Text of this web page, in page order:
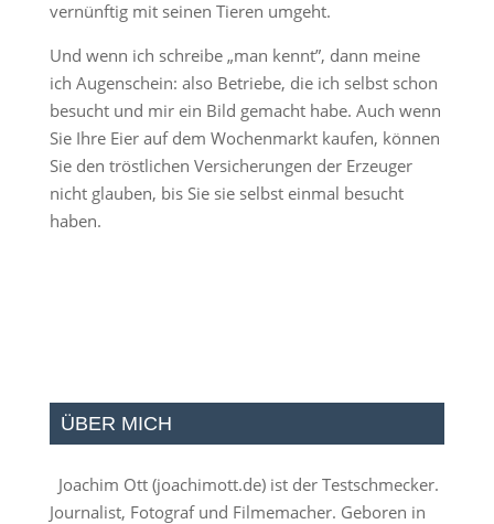
vernünftig mit seinen Tieren umgeht.
Und wenn ich schreibe „man kennt”, dann meine
ich Augenschein: also Betriebe, die ich selbst schon
besucht und mir ein Bild gemacht habe. Auch wenn
Sie Ihre Eier auf dem Wochenmarkt kaufen, können
Sie den tröstlichen Versicherungen der Erzeuger
nicht glauben, bis Sie sie selbst einmal besucht
haben.
ÜBER MICH
Joachim Ott (joachimott.de) ist der Testschmecker.
Journalist, Fotograf und Filmemacher. Geboren in